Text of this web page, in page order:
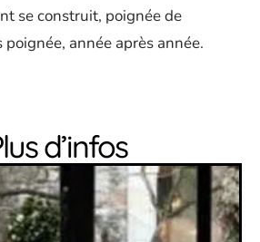
se construit, poignée de
année après année.
d’infos